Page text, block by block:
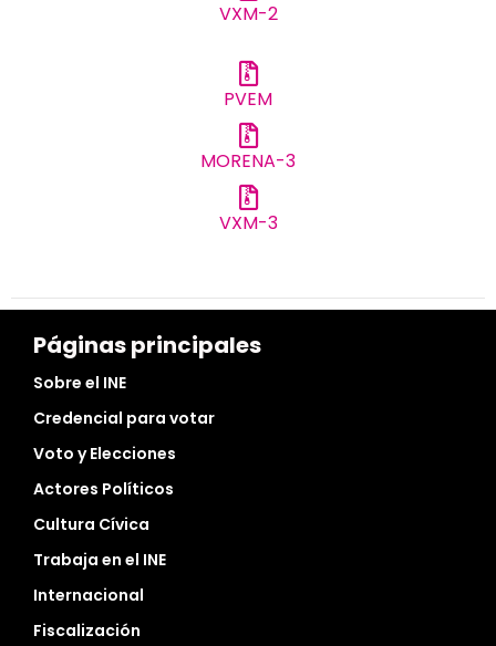
VXM-2
PVEM
MORENA-3
VXM-3
Páginas principales
Sobre el INE
Credencial para votar
Voto y Elecciones
Actores Políticos
Cultura Cívica
Trabaja en el INE
Internacional
Fiscalización